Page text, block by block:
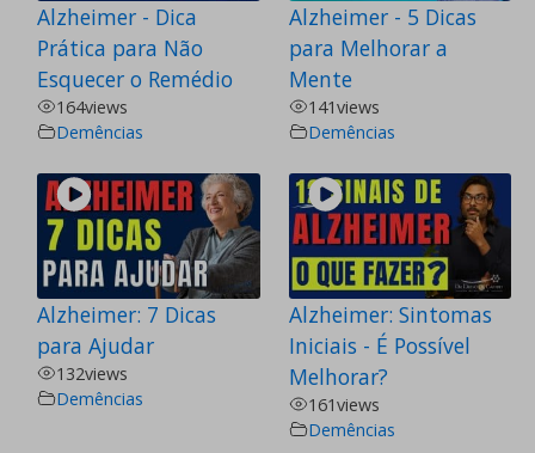
Alzheimer - Dica
Prática para Não
Esquecer o Remédio
164views
Demências
Alzheimer - 5 Dicas
para Melhorar a
Mente
141views
Demências
Alzheimer: 7 Dicas
para Ajudar
132views
Demências
Alzheimer: Sintomas
Iniciais - É Possível
Melhorar?
161views
Demências